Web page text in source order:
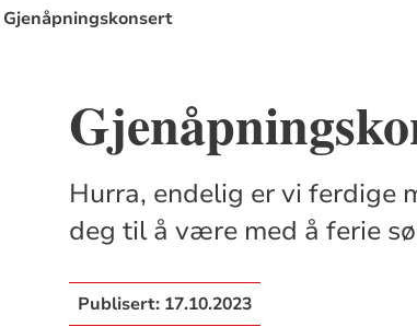
Gjenåpningskonsert
Hurra, endelig er vi ferdige
deg til å være med å ferie
Publisert: 17.10.2023